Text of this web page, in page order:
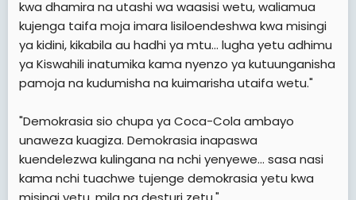
kwa dhamira na utashi wa waasisi wetu, waliamua
kujenga taifa moja imara lisiloendeshwa kwa misingi
ya kidini, kikabila au hadhi ya mtu... lugha yetu adhimu
ya Kiswahili inatumika kama nyenzo ya kutuunganisha
pamoja na kudumisha na kuimarisha utaifa wetu."
"Demokrasia sio chupa ya Coca-Cola ambayo
unaweza kuagiza. Demokrasia inapaswa
kuendelezwa kulingana na nchi yenyewe... sasa nasi
kama nchi tuachwe tujenge demokrasia yetu kwa